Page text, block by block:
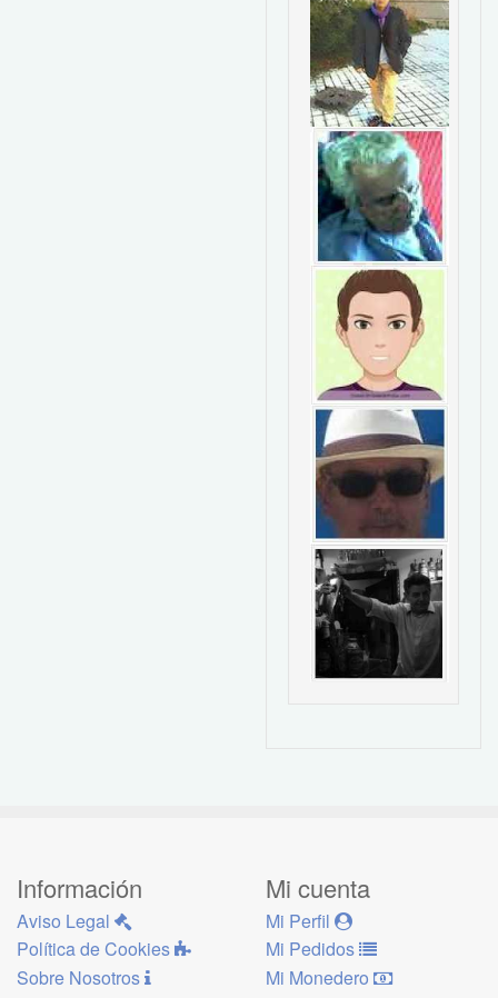
Información
Aviso Legal
Política de Cookies
Sobre Nosotros
Mi cuenta
Mi Perfil
Mi Pedidos
Mi Monedero